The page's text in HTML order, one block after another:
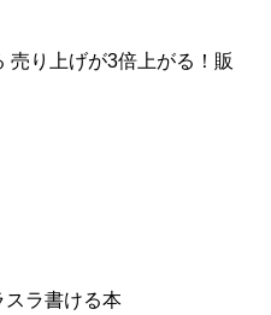
売り上げが3倍上がる！販
スラ書ける本